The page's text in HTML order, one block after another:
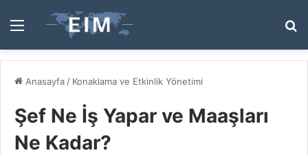
Menü
...
Anasayfa / Konaklama ve Etkinlik Yönetimi
Şef Ne İş Yapar ve Maaşları
Ne Kadar?